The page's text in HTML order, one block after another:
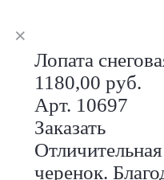
Лопата
1180,00 руб.
Арт. 10697
Заказать
черенок.